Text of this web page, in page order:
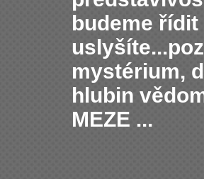
budeme
mystérium,
hlubin
MEZE ...